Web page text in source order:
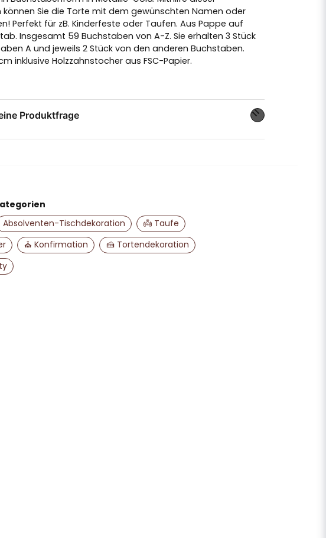
können Sie die Torte mit dem gewünschten Namen oder
Perfekt für zB. Kinderfeste oder Taufen. Aus Pappe auf
Insgesamt 59 Buchstaben von A-Z. Sie erhalten 3 Stück
A und jeweils 2 Stück von den anderen Buchstaben.
inklusive Holzzahnstocher aus FSC-Papier.
Produktfrage
E-Mail-Adresse
dürfen meine Frage veröffentlichen
Absolventen-Tischdekoration
👼 Taufe
⛪ Konfirmation
🍰 Tortendekoration